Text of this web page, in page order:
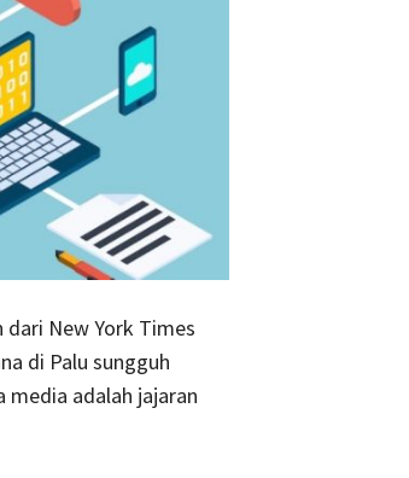
New York Times
di Palu sungguh
media adalah jajaran